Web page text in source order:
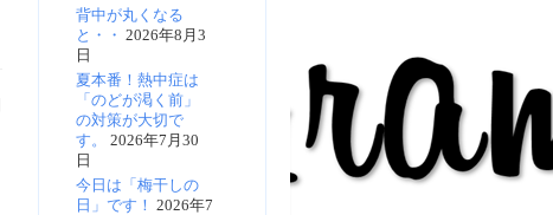
背中が丸くなる
と・・ 2026年8月3
日
夏本番！熱中症は
「のどが渇く前」
の対策が大切で
す。
2026年7月30
日
今日は「梅干しの
日」です！ 2026年7